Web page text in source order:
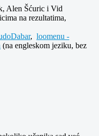
Alen Šćuric i Vid
na rezultatima,
, loomenu -
(na engleskom jeziku, bez